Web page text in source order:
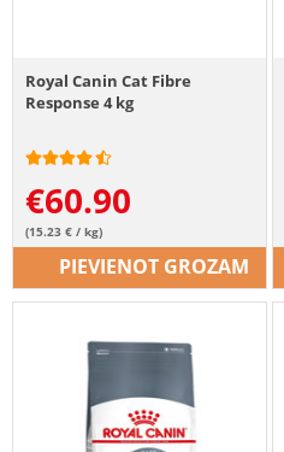
Royal Canin Cat Fibre
Response 4 kg
€60.90
(15.23 € / kg)
PIEVIENOT GROZAM